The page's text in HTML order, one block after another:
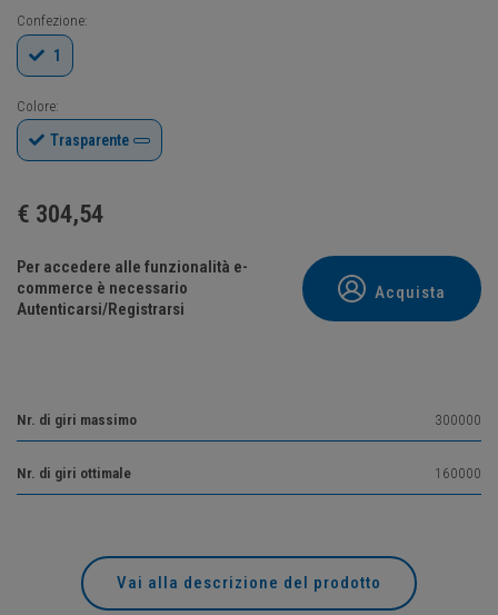
Confezione:
1
Colore:
Trasparente
€ 304,54
Per accedere alle funzionalità e-
commerce è necessario
Autenticarsi/Registrarsi
Acquista
Nr. di giri massimo 300000
Nr. di giri ottimale 160000
Vai alla descrizione del prodotto